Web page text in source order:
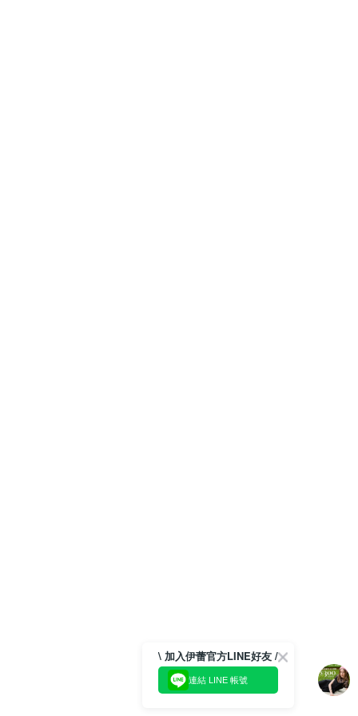
\ 加入伊蕾官方LINE好友 /
連結 LINE 帳號